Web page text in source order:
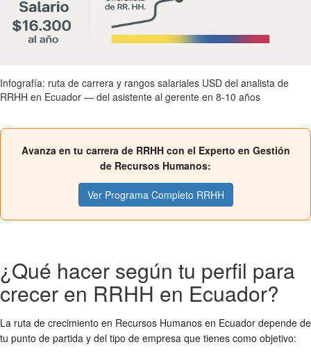
Infografía: ruta de carrera y rangos salariales USD del analista de
RRHH en Ecuador — del asistente al gerente en 8-10 años
Avanza en tu carrera de RRHH con el Experto en Gestión
de Recursos Humanos:
Ver Programa Completo RRHH
¿Qué hacer según tu perfil para
crecer en RRHH en Ecuador?
La ruta de crecimiento en Recursos Humanos en Ecuador depende de
tu punto de partida y del tipo de empresa que tienes como objetivo: